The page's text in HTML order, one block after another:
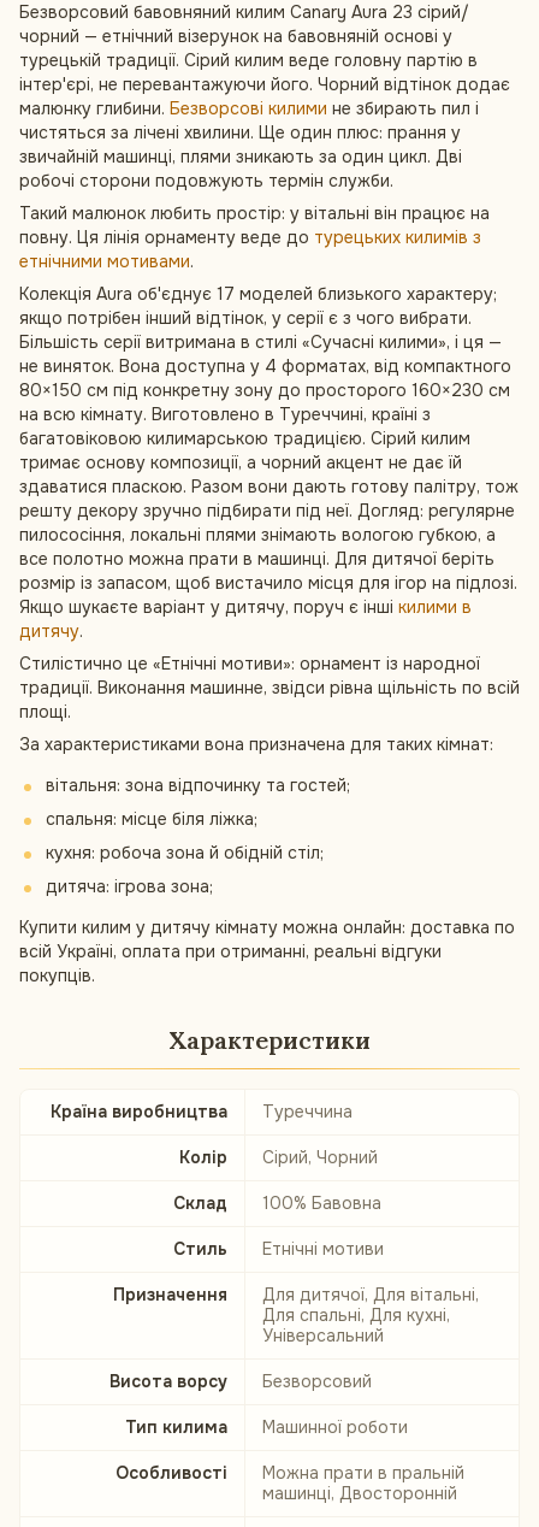
Безворсовий бавовняний килим Canary Aura 23 сірий/
чорний — етнічний візерунок на бавовняній основі у
турецькій традиції. Сірий килим веде головну партію в
інтер'єрі, не перевантажуючи його. Чорний відтінок додає
малюнку глибини. Безворсові килими не збирають пил і
чистяться за лічені хвилини. Ще один плюс: прання у
звичайній машинці, плями зникають за один цикл. Дві
робочі сторони подовжують термін служби.
Такий малюнок любить простір: у вітальні він працює на
повну. Ця лінія орнаменту веде до турецьких килимів з
етнічними мотивами.
Колекція Aura об'єднує 17 моделей близького характеру;
якщо потрібен інший відтінок, у серії є з чого вибрати.
Більшість серії витримана в стилі «Сучасні килими», і ця —
не виняток. Вона доступна у 4 форматах, від компактного
80×150 см під конкретну зону до просторого 160×230 см
на всю кімнату. Виготовлено в Туреччині, країні з
багатовіковою килимарською традицією. Сірий килим
тримає основу композиції, а чорний акцент не дає їй
здаватися пласкою. Разом вони дають готову палітру, тож
решту декору зручно підбирати під неї. Догляд: регулярне
пилососіння, локальні плями знімають вологою губкою, а
все полотно можна прати в машинці. Для дитячої беріть
розмір із запасом, щоб вистачило місця для ігор на підлозі.
Якщо шукаєте варіант у дитячу, поруч є інші килими в
дитячу.
Стилістично це «Етнічні мотиви»: орнамент із народної
традиції. Виконання машинне, звідси рівна щільність по всій
площі.
За характеристиками вона призначена для таких кімнат:
вітальня: зона відпочинку та гостей;
спальня: місце біля ліжка;
кухня: робоча зона й обідній стіл;
дитяча: ігрова зона;
Купити килим у дитячу кімнату можна онлайн: доставка по
всій Україні, оплата при отриманні, реальні відгуки
покупців.
Характеристики
Країна виробництва Туреччина
Колір Сірий, Чорний
Склад 100% Бавовна
Стиль Етнічні мотиви
Призначення
Для дитячої, Для вітальні,
Для спальні, Для кухні,
Універсальний
Висота ворсу Безворсовий
Тип килима Машинної роботи
Особливості
Можна прати в пральній
машинці, Двосторонній